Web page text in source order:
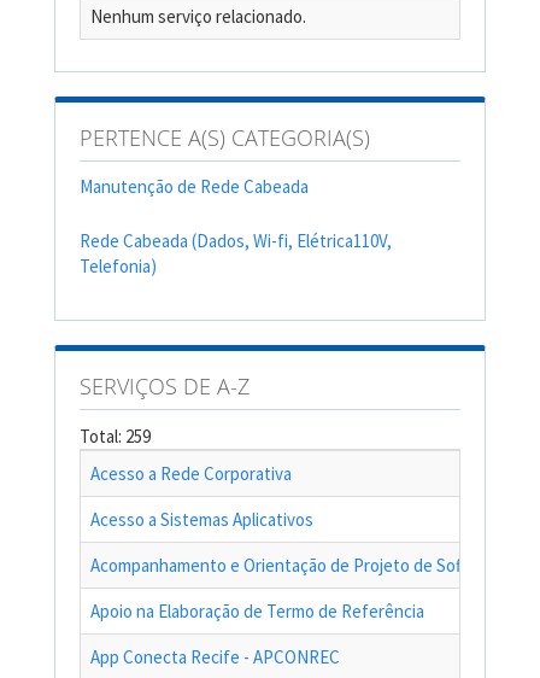
Nenhum serviço relacionado.
PERTENCE A(S) CATEGORIA(S)
Manutenção de Rede Cabeada
Rede Cabeada (Dados, Wi-fi, Elétrica110V,
Telefonia)
SERVIÇOS DE A-Z
Total: 259
Acesso a Rede Corporativa
Acesso a Sistemas Aplicativos
Acompanhamento e Orientação de Projeto de Software
Apoio na Elaboração de Termo de Referência
App Conecta Recife - APCONREC